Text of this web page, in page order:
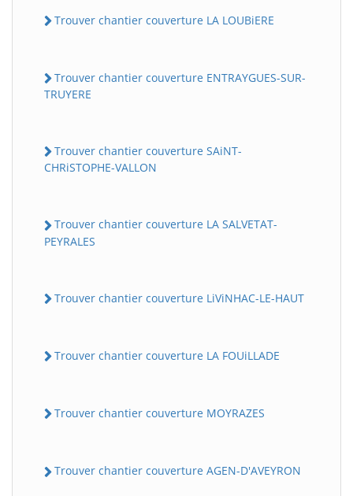
Trouver chantier couverture LA LOUBiERE
Trouver chantier couverture ENTRAYGUES-SUR-
TRUYERE
Trouver chantier couverture SAiNT-
CHRiSTOPHE-VALLON
Trouver chantier couverture LA SALVETAT-
PEYRALES
Trouver chantier couverture LiViNHAC-LE-HAUT
Trouver chantier couverture LA FOUiLLADE
Trouver chantier couverture MOYRAZES
Trouver chantier couverture AGEN-D'AVEYRON